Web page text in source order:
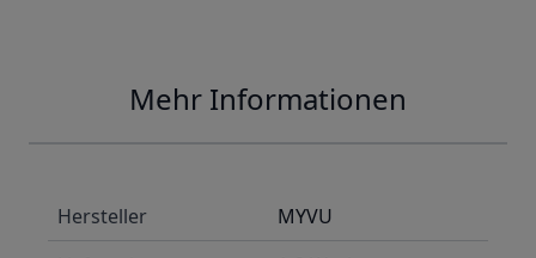
Mehr Informationen
Hersteller
MYVU